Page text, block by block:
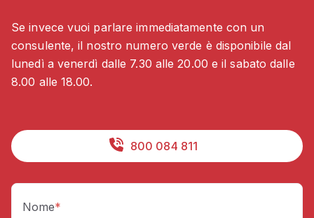
Se invece vuoi parlare immediatamente con un
consulente, il nostro numero verde è disponibile dal
lunedì a venerdì dalle 7.30 alle 20.00 e il sabato dalle
8.00 alle 18.00.
800 084 811
Nome*